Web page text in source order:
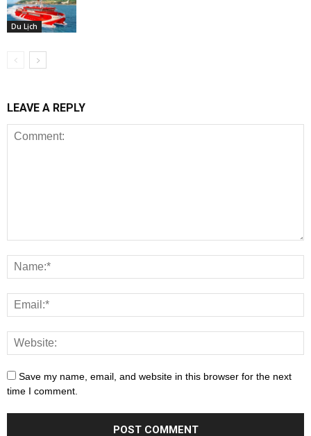
Du Lịch
LEAVE A REPLY
Save my name, email, and website in this browser for the next
time I comment.